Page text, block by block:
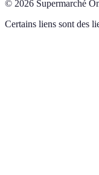
© 2026 Supermarché
Certains liens sont des